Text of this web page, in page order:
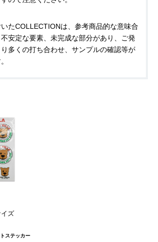
たCOLLECTIONは、参考商品的な意味合
安定な要素、未完成な部分があり、ご発
多くの打ち合わせ、サンプルの確認等が
ズ
ステッカー